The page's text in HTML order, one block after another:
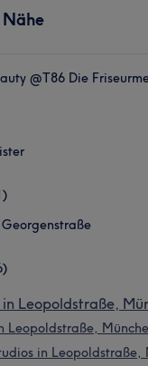
@T86 Die
Leopoldstraße,
Leopoldstraße,
in Leopoldstraße,